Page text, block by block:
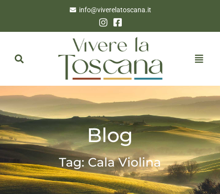
info@viverelatoscana.it
Blog
Tag: Cala Violina